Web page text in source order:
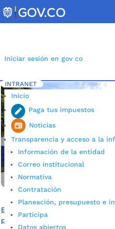
to
content
Iniciar sesión en gov co
INTRANET
Inicio
Paga tus impuestos
Noticias
Transparencia y acceso a la
Información de la entidad
Correo institucional
Normativa
Contratación
Planeación, presupuesto e
Participa
Datos abiertos
Inicio 5 Etiqueta: La Ceiba
El barrio La Ceiba ya disfruta del
peso de la ciudad